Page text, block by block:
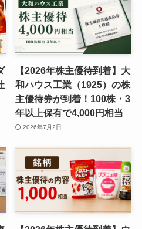
【2026年株主優待到着】大
和ハウス工業（1925）の株
主優待券が到着！100株・3
年以上保有で4,000円相当
2026年7月2日